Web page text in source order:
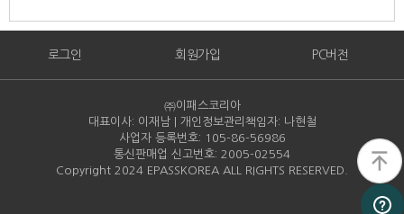
로그인 회원가입 PC버전
㈜이패스코리아
대표이사: 이재남 | 개인정보관리책임자: 나현철
사업자 등록번호: 105-86-56986
통신판매업 신고번호: 2005-02554
Copyright 2024 EPASSKOREA ALL RIGHTS RESERVED.